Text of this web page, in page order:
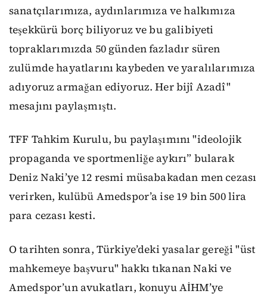
sanatçılarımıza, aydınlarımıza ve halkımıza
teşekkürü borç biliyoruz ve bu galibiyeti
topraklarımızda 50 günden fazladır süren
zulümde hayatlarını kaybeden ve yaralılarımıza
adıyoruz armağan ediyoruz. Her bijî Azadî"
mesajını paylaşmıştı.
TFF Tahkim Kurulu, bu paylaşımını "ideolojik
propaganda ve sportmenliğe aykırı” bularak
Deniz Naki’ye 12 resmi müsabakadan men cezası
verirken, kulübü Amedspor’a ise 19 bin 500 lira
para cezası kesti.
O tarihten sonra, Türkiye’deki yasalar gereği "üst
mahkemeye başvuru" hakkı tıkanan Naki ve
Amedspor’un avukatları, konuyu AİHM’ye